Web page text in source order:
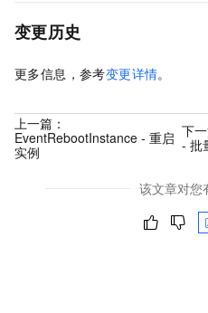
变更历史
更多信息，参考变更详情。
上一篇：
EventRebootInstance - 重启
实例
下一
- 批
该文章对您